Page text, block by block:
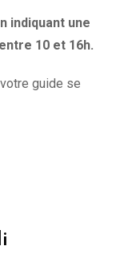
indiquant une
10 et 16h.
guide se